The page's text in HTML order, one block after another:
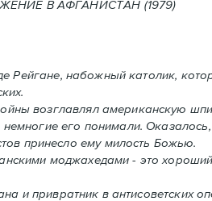
В
Рейгане, набожный католик,
возглавлял американскую
его понимали.
принесло ему милость Божью.
моджахедами - это
и привратник в антисоветских